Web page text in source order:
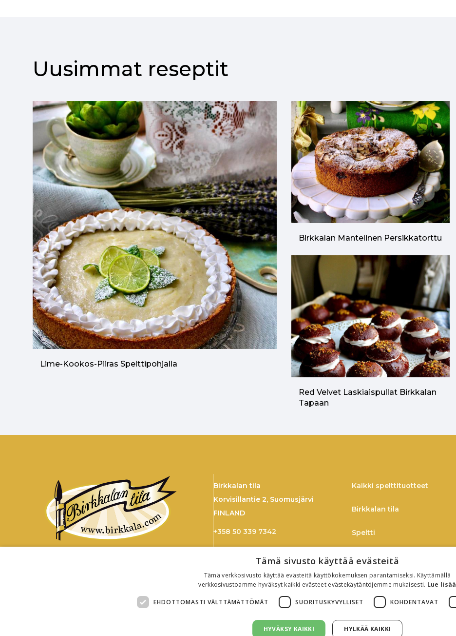
Uusimmat reseptit
Lime-Kookos-Piiras Spelttipohjalla
Birkkalan Mantelinen Persikkatorttu
Red Velvet Laskiaispullat Birkkalan
Tapaan
Birkkalan tila
Korvisillantie 2, Suomusjärvi
FINLAND
+358 50 339 7342
Kaikki spelttituotteet
Birkkalan tila
Speltti
Spelttireseptejä
TIEDOTE
Evästeasetukset Tietosuojaseloste
Tämä sivusto käyttää evästeitä
Tämä verkkosivusto käyttää evästeitä käyttökokemuksen parantamiseksi. Käyttämällä
verkkosivustoamme hyväksyt kaikki evästeet evästekäytäntöjemme mukaisesti. Lue lisää
EHDOTTOMASTI VÄLTTÄMÄTTÖMÄT SUORITUSKYVYLLISET KOHDENTAVAT
HYVÄKSY KAIKKI HYLKÄÄ KAIKKI